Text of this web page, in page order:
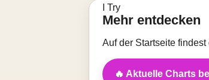
Mehr entdecken
Auf der Startseite
🔥 Aktuelle Charts